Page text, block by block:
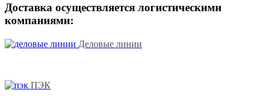
Доставка осуществляется логистическими
компаниями:
Деловые линии
ПЭК